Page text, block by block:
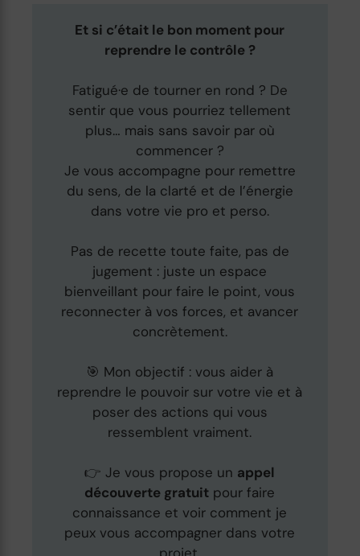
Et si c’était le bon moment pour
reprendre le contrôle ?
Fatigué·e de tourner en rond ? De
sentir que vous pourriez tellement
plus… mais sans savoir par où
commencer ?
Je vous accompagne pour remettre
du sens, de la clarté et de l’énergie
dans votre vie pro et perso.
Pas de recette toute faite, pas de
jugement : juste un espace
bienveillant pour faire le point, vous
reconnecter à vos forces, et avancer
concrètement.
🎯 Mon objectif : vous aider à
reprendre le pouvoir sur votre vie et à
poser des actions qui vous
ressemblent vraiment.
👉 Je vous propose un appel
découverte gratuit pour faire
connaissance et voir comment je
peux vous accompagner dans votre